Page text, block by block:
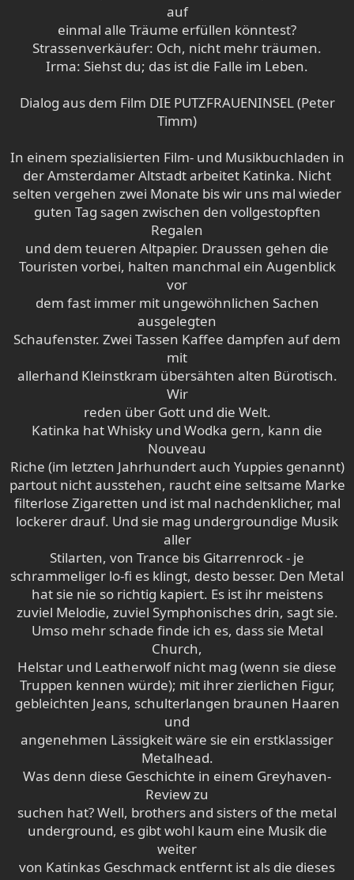
auf
einmal alle Träume erfüllen könntest?
Strassenverkäufer: Och, nicht mehr träumen.
Irma: Siehst du; das ist die Falle im Leben.
Dialog aus dem Film DIE PUTZFRAUENINSEL (Peter
Timm)
In einem spezialisierten Film- und Musikbuchladen in
der Amsterdamer Altstadt arbeitet Katinka. Nicht
selten vergehen zwei Monate bis wir uns mal wieder
guten Tag sagen zwischen den vollgestopften
Regalen
und dem teueren Altpapier. Draussen gehen die
Touristen vorbei, halten manchmal ein Augenblick
vor
dem fast immer mit ungewöhnlichen Sachen
ausgelegten
Schaufenster. Zwei Tassen Kaffee dampfen auf dem
mit
allerhand Kleinstkram übersähten alten Bürotisch.
Wir
reden über Gott und die Welt.
Katinka hat Whisky und Wodka gern, kann die
Nouveau
Riche (im letzten Jahrhundert auch Yuppies genannt)
partout nicht ausstehen, raucht eine seltsame Marke
filterlose Zigaretten und ist mal nachdenklicher, mal
lockerer drauf. Und sie mag undergroundige Musik
aller
Stilarten, von Trance bis Gitarrenrock - je
schrammeliger lo-fi es klingt, desto besser. Den Metal
hat sie nie so richtig kapiert. Es ist ihr meistens
zuviel Melodie, zuviel Symphonisches drin, sagt sie.
Umso mehr schade finde ich es, dass sie Metal
Church,
Helstar und Leatherwolf nicht mag (wenn sie diese
Truppen kennen würde); mit ihrer zierlichen Figur,
gebleichten Jeans, schulterlangen braunen Haaren
und
angenehmen Lässigkeit wäre sie ein erstklassiger
Metalhead.
Was denn diese Geschichte in einem Greyhaven-
Review zu
suchen hat? Well, brothers and sisters of the metal
underground, es gibt wohl kaum eine Musik die
weiter
von Katinkas Geschmack entfernt ist als die dieses